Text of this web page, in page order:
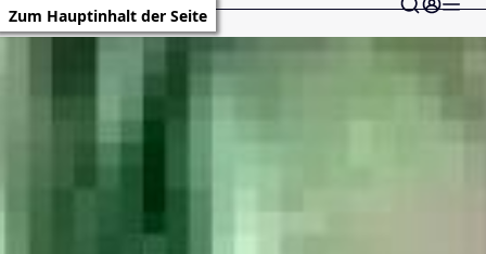
Zum Hauptinhalt der Seite